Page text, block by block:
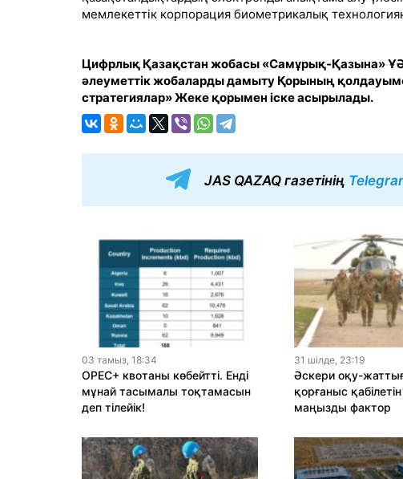
мемлекеттік корпорация биометрикалық
Цифрлық Қазақстан жобасы «Самұрық-Қазына»
әлеуметтік жобаларды дамыту Қорының
стратегиялар» Жеке қорымен іске асырылады.
JAS QAZAQ газетінің
03 тамыз, 18:34
OPEC+ квотаны көбейтті. Енді
мұнай тасымалы тоқтамасын
деп тілейік!
31 шiлде, 23:19
Әскери оқу-
қорғаныс
маңызды фактор